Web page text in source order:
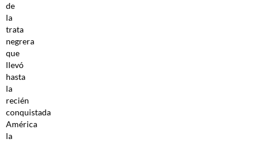
de
la
trata
negrera
que
llevó
hasta
la
recién
conquistada
América
la